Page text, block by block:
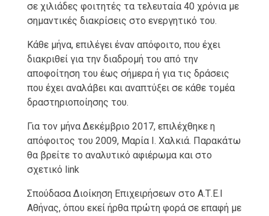
σε χιλιάδες φοιτητές τα τελευταία 40 χρόνια με
σημαντικές διακρίσεις στο ενεργητικό του.
Κάθε μήνα, επιλέγει έναν απόφοιτο, που έχει
διακριθεί για την διαδρομή του από την
αποφοίτηση του έως σήμερα ή για τις δράσεις
που έχει αναλάβει και αναπτύξει σε κάθε τομέα
δραστηριοποίησης του.
Για τον μήνα Δεκέμβριο 2017, επιλέχθηκε η
απόφοιτος του 2009, Μαρία Ι. Χαλκιά. Παρακάτω
θα βρείτε το αναλυτικό αφιέρωμα και στο
σχετικό link
Σπούδασα Διοίκηση Επιχειρήσεων στο Α.Τ.Ε.Ι
Αθήνας, όπου εκεί ήρθα πρώτη φορά σε επαφή με